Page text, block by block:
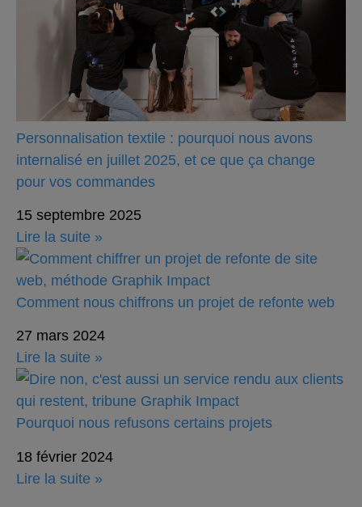
Personnalisation textile : pourquoi nous avons
internalisé en juillet 2025, et ce que ça change
pour vos commandes
15 septembre 2025
Lire la suite »
Comment nous chiffrons un projet de refonte web
27 mars 2024
Lire la suite »
Pourquoi nous refusons certains projets
18 février 2024
Lire la suite »